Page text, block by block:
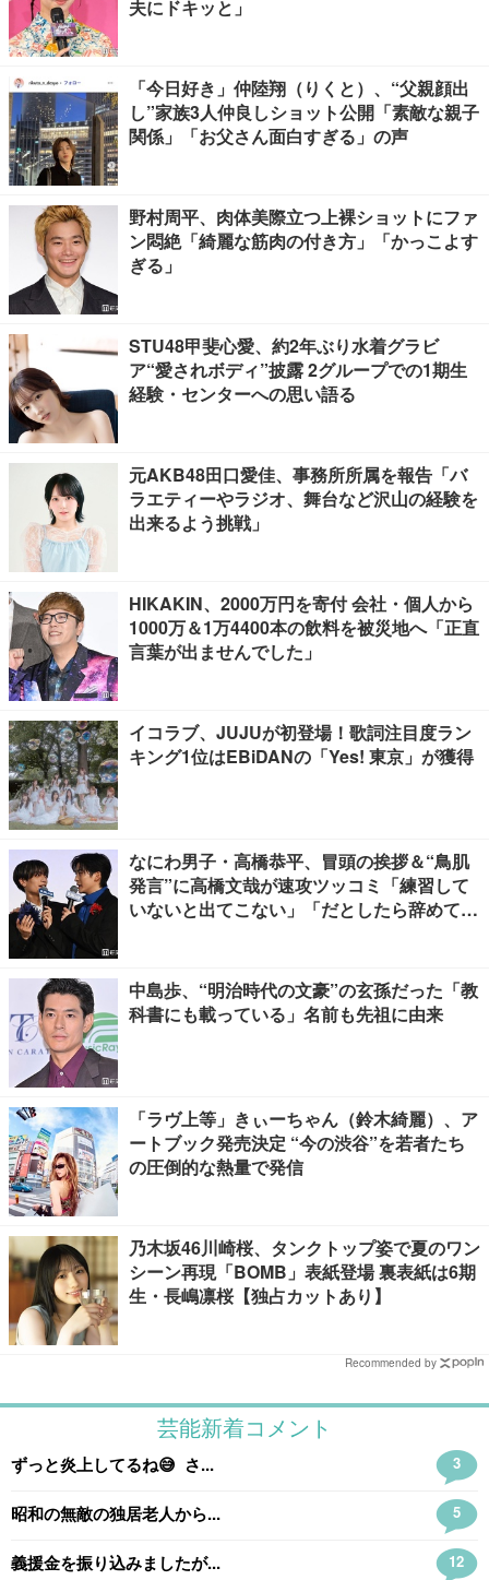
夫にドキッと」
「今日好き」仲陸翔（りくと）、“父親顔出
し”家族3人仲良しショット公開「素敵な親子
関係」「お父さん面白すぎる」の声
野村周平、肉体美際立つ上裸ショットにファ
ン悶絶「綺麗な筋肉の付き方」「かっこよす
ぎる」
STU48甲斐心愛、約2年ぶり水着グラビ
ア“愛されボディ”披露 2グループでの1期生
経験・センターへの思い語る
元AKB48田口愛佳、事務所所属を報告「バ
ラエティーやラジオ、舞台など沢山の経験を
出来るよう挑戦」
HIKAKIN、2000万円を寄付 会社・個人から
1000万＆1万4400本の飲料を被災地へ「正直
言葉が出ませんでした」
イコラブ、JUJUが初登場！歌詞注目度ラン
キング1位はEBiDANの「Yes! 東京」が獲得
なにわ男子・高橋恭平、冒頭の挨拶＆“鳥肌
発言”に高橋文哉が速攻ツッコミ「練習して
いないと出てこない」「だとしたら辞めてく
中島歩、“明治時代の文豪”の玄孫だった「教
科書にも載っている」名前も先祖に由来
「ラヴ上等」きぃーちゃん（鈴木綺麗）、ア
ートブック発売決定 “今の渋谷”を若者たち
の圧倒的な熱量で発信
乃木坂46川崎桜、タンクトップ姿で夏のワン
シーン再現「BOMB」表紙登場 裏表紙は6期
生・長嶋凛桜【独占カットあり】
Recommended by